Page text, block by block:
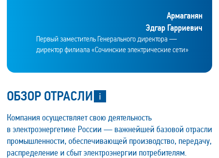
Армаганян
Эдгар Гарриевич
Первый заместитель Генерального директора —
директор филиала «Сочинские электрические сети»
ОБЗОР ОТРАСЛИ
Компания осуществляет свою деятельность
в электроэнергетике России — важнейшей базовой отрасли
промышленности, обеспечивающей производство, передачу,
распределение и сбыт электроэнергии потребителям.